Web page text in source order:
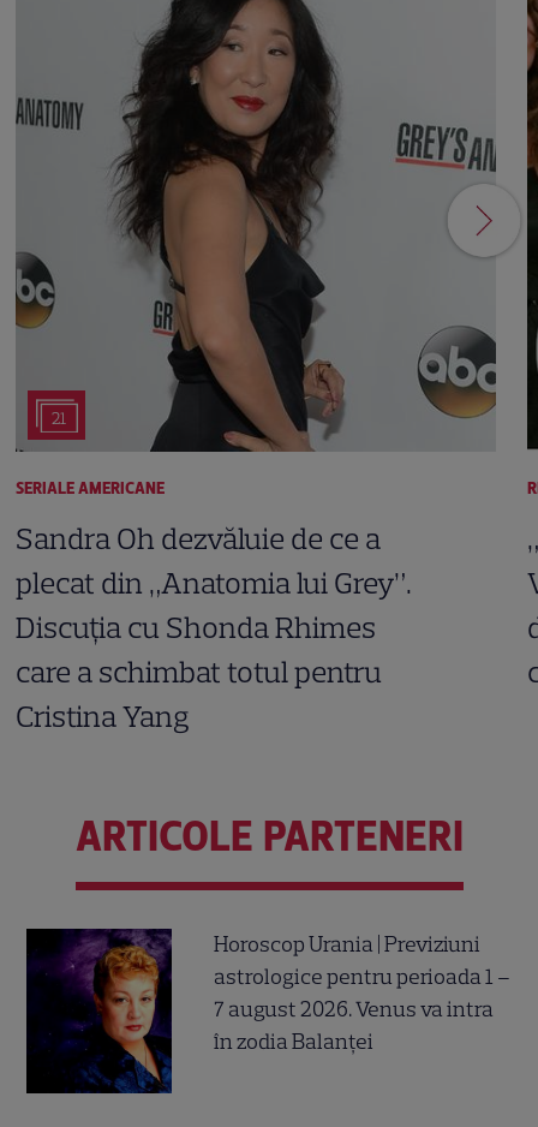
21
SERIALE AMERICANE
Sandra Oh dezvăluie de ce a
plecat din „Anatomia lui Grey”.
Discuția cu Shonda Rhimes
care a schimbat totul pentru
Cristina Yang
ARTICOLE PARTENERI
Horoscop Urania | Previziuni
astrologice pentru perioada 1 –
7 august 2026. Venus va intra
în zodia Balanței